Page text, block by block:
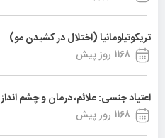
تریکوتیلومانیا (اختلال در کشیدن مو)
1168 روز پیش
اعتیاد جنسی: علائم، درمان و چشم انداز
1168 روز پیش